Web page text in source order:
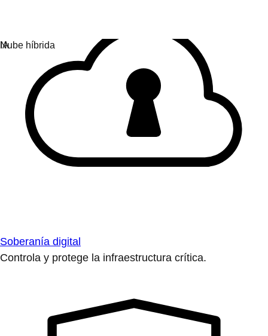
Soberanía digital
Controla y protege la infraestructura crítica.